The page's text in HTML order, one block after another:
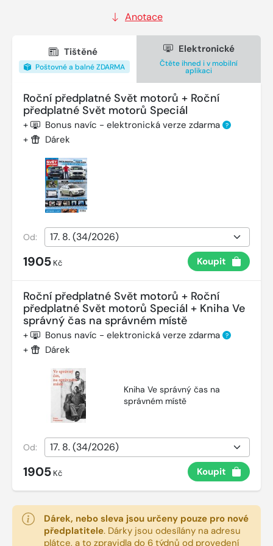
Anotace
Tištěné
Poštovné a balné ZDARMA
Elektronické
Čtěte ihned i v mobilní
aplikaci
Roční předplatné Svět motorů + Roční
předplatné Svět motorů Speciál
+ Bonus navíc - elektronická verze zdarma ?
+ Dárek
Od:
1905 Kč Koupit
Roční předplatné Svět motorů + Roční
předplatné Svět motorů Speciál + Kniha Ve
správný čas na správném místě
+ Bonus navíc - elektronická verze zdarma ?
+ Dárek
Kniha Ve správný čas na
správném místě
Od:
1905 Kč Koupit
Dárek, nebo sleva jsou určeny pouze pro nové
předplatitele. Dárky jsou odesílány na adresu
plátce, a to zpravidla do 6 týdnů od provedení